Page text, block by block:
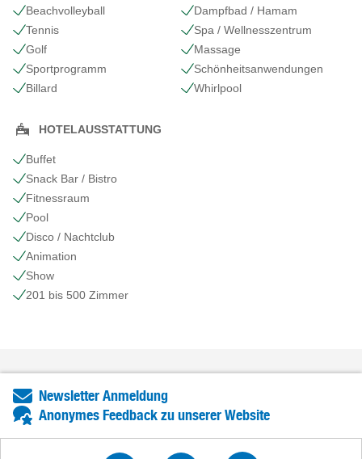
Beachvolleyball
Tennis
Golf
Sportprogramm
Billard
Dampfbad / Hamam
Spa / Wellnesszentrum
Massage
Schönheits​anwendungen
Whirlpool
HOTELAUSSTATTUNG
Buffet
Snack Bar / Bistro
Fitnessraum
Pool
Disco / Nachtclub
Animation
Show
201 bis 500 Zimmer
Newsletter Anmeldung
Anonymes Feedback zu unserer Website